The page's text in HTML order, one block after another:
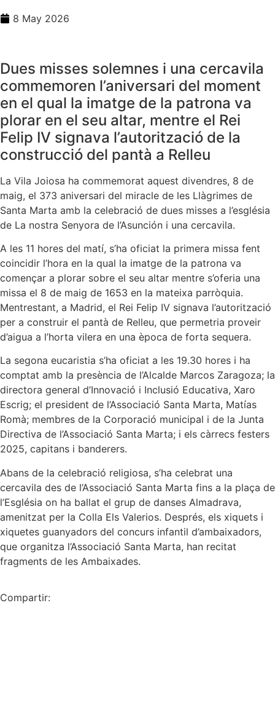
8 May 2026
Dues misses solemnes i una cercavila
commemoren l’aniversari del moment
en el qual la imatge de la patrona va
plorar en el seu altar, mentre el Rei
Felip IV signava l’autorització de la
construcció del pantà a Relleu
La Vila Joiosa ha commemorat aquest divendres, 8 de
maig, el 373 aniversari del miracle de les Llàgrimes de
Santa Marta amb la celebració de dues misses a l’església
de La nostra Senyora de l’Asunción i una cercavila.
A les 11 hores del matí, s’ha oficiat la primera missa fent
coincidir l’hora en la qual la imatge de la patrona va
començar a plorar sobre el seu altar mentre s’oferia una
missa el 8 de maig de 1653 en la mateixa parròquia.
Mentrestant, a Madrid, el Rei Felip IV signava l’autorització
per a construir el pantà de Relleu, que permetria proveir
d’aigua a l’horta vilera en una època de forta sequera.
La segona eucaristia s’ha oficiat a les 19.30 hores i ha
comptat amb la presència de l’Alcalde Marcos Zaragoza; la
directora general d’Innovació i Inclusió Educativa, Xaro
Escrig; el president de l’Associació Santa Marta, Matías
Romà; membres de la Corporació municipal i de la Junta
Directiva de l’Associació Santa Marta; i els càrrecs festers
2025, capitans i banderers.
Abans de la celebració religiosa, s’ha celebrat una
cercavila des de l’Associació Santa Marta fins a la plaça de
l’Església on ha ballat el grup de danses Almadrava,
amenitzat per la Colla Els Valerios. Després, els xiquets i
xiquetes guanyadors del concurs infantil d’ambaixadors,
que organitza l’Associació Santa Marta, han recitat
fragments de les Ambaixades.
Compartir: